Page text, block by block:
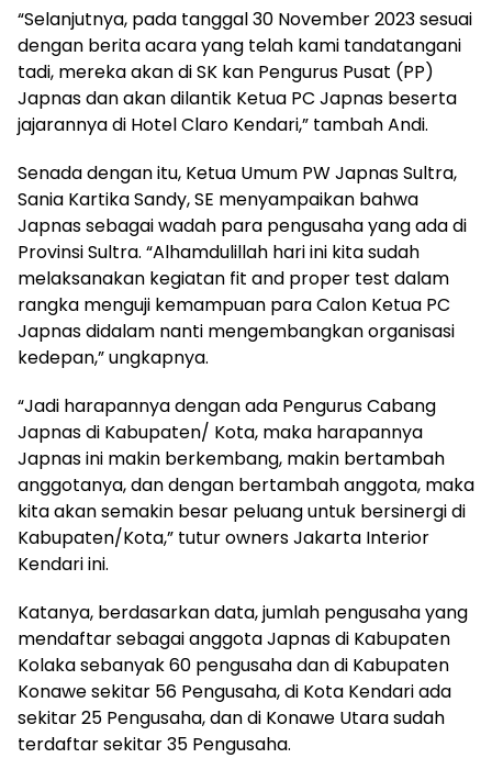
“Selanjutnya, pada tanggal 30 November 2023 sesuai
dengan berita acara yang telah kami tandatangani
tadi, mereka akan di SK kan Pengurus Pusat (PP)
Japnas dan akan dilantik Ketua PC Japnas beserta
jajarannya di Hotel Claro Kendari,” tambah Andi.
Senada dengan itu, Ketua Umum PW Japnas Sultra,
Sania Kartika Sandy, SE menyampaikan bahwa
Japnas sebagai wadah para pengusaha yang ada di
Provinsi Sultra. “Alhamdulillah hari ini kita sudah
melaksanakan kegiatan fit and proper test dalam
rangka menguji kemampuan para Calon Ketua PC
Japnas didalam nanti mengembangkan organisasi
kedepan,” ungkapnya.
“Jadi harapannya dengan ada Pengurus Cabang
Japnas di Kabupaten/ Kota, maka harapannya
Japnas ini makin berkembang, makin bertambah
anggotanya, dan dengan bertambah anggota, maka
kita akan semakin besar peluang untuk bersinergi di
Kabupaten/Kota,” tutur owners Jakarta Interior
Kendari ini.
Katanya, berdasarkan data, jumlah pengusaha yang
mendaftar sebagai anggota Japnas di Kabupaten
Kolaka sebanyak 60 pengusaha dan di Kabupaten
Konawe sekitar 56 Pengusaha, di Kota Kendari ada
sekitar 25 Pengusaha, dan di Konawe Utara sudah
terdaftar sekitar 35 Pengusaha.